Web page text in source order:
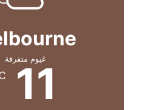
غيوم متفرقة
11